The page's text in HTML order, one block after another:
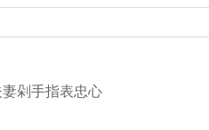
剁手指表忠心